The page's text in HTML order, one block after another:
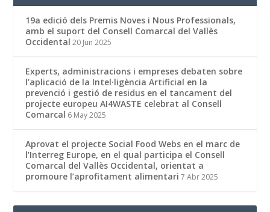
19a edició dels Premis Noves i Nous Professionals,
amb el suport del Consell Comarcal del Vallès
Occidental 20 Jun 2025
Experts, administracions i empreses debaten sobre
l’aplicació de la Intel·ligència Artificial en la
prevenció i gestió de residus en el tancament del
projecte europeu AI4WASTE celebrat al Consell
Comarcal 6 May 2025
Aprovat el projecte Social Food Webs en el marc de
l’Interreg Europe, en el qual participa el Consell
Comarcal del Vallès Occidental, orientat a
promoure l’aprofitament alimentari 7 Abr 2025